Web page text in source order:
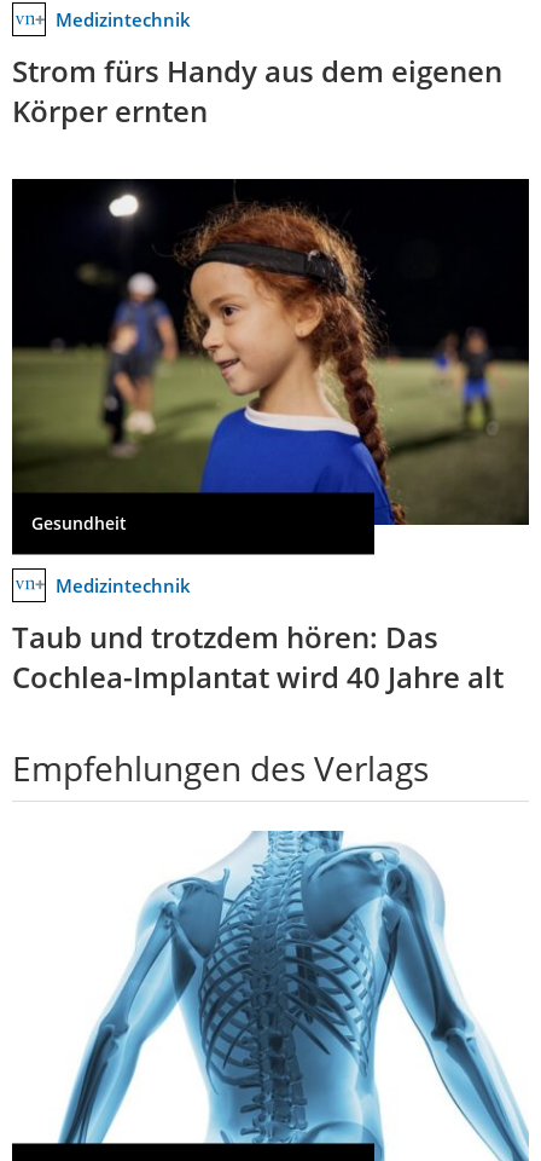
Medizintechnik
Strom fürs Handy aus dem eigenen
Körper ernten
Gesundheit
Medizintechnik
Taub und trotzdem hören: Das
Cochlea-Implantat wird 40 Jahre alt
Empfehlungen des Verlags